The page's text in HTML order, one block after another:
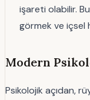
işareti olabilir.
görmek ve içsel
Modern
Psikolojik açıdan,